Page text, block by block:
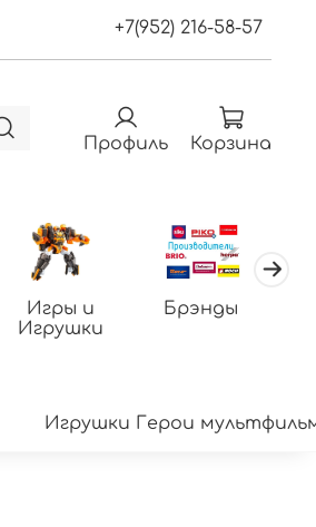
+7(952) 216-58-57
Профиль Корзина
Игры и
Игрушки
Брэнды
Игрушки Герои